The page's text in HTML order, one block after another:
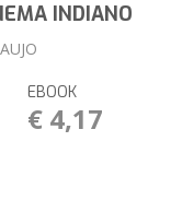
INDIANO
EBOOK
€ 4,17